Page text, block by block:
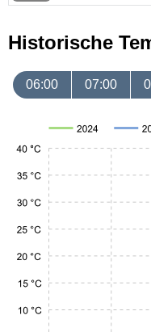
Historische
06:00 07:00